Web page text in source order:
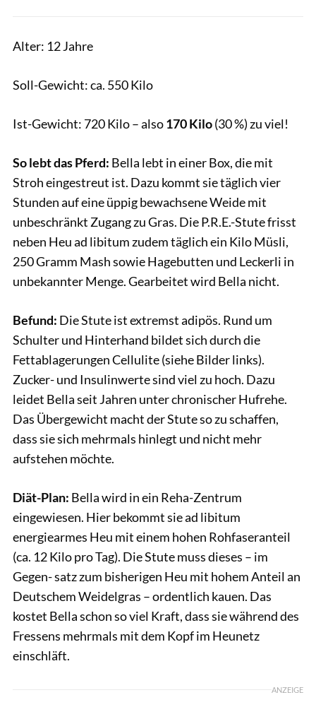
Alter: 12 Jahre
Soll-Gewicht: ca. 550 Kilo
Ist-Gewicht: 720 Kilo – also170 Kilo(30 %) zu viel!
So lebt das Pferd: Bella lebt in einer Box, die mit
Stroh eingestreut ist. Dazu kommt sie täglich vier
Stunden auf eine üppig bewachsene Weide mit
unbeschränkt Zugang zu Gras. Die P.R.E.-Stute frisst
neben Heu ad libitum zudem täglich ein Kilo Müsli,
250 Gramm Mash sowie Hagebutten und Leckerli in
unbekannter Menge. Gearbeitet wird Bella nicht.
Befund: Die Stute ist extremst adipös. Rund um
Schulter und Hinterhand bildet sich durch die
Fettablagerungen Cellulite (siehe Bilder links).
Zucker- und Insulinwerte sind viel zu hoch. Dazu
leidet Bella seit Jahren unter chronischer Hufrehe.
Das Übergewicht macht der Stute so zu schaffen,
dass sie sich mehrmals hinlegt und nicht mehr
aufstehen möchte.
Diät-Plan: Bella wird in ein Reha-Zentrum
eingewiesen. Hier bekommt sie ad libitum
energiearmes Heu mit einem hohen Rohfaseranteil
(ca. 12 Kilo pro Tag). Die Stute muss dieses – im
Gegen- satz zum bisherigen Heu mit hohem Anteil an
Deutschem Weidelgras – ordentlich kauen. Das
kostet Bella schon so viel Kraft, dass sie während des
Fressens mehrmals mit dem Kopf im Heunetz
einschläft.
ANZEIGE